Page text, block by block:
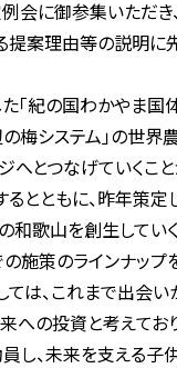
に御参集いただき
案理由等の説明に
紀の国わかやま国
の梅システム」の
とつなげていくこ
るとともに、昨年策
歌山を創生してい
施策のラインナッ
ては、これまで出会
への投資と考えて
し、未来を支える子